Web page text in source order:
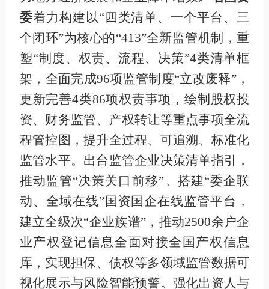
委着力构建以“四类清单、一个平台、三
个闭环”为核心的“413”全新监管机制，重
塑“制度、权责、流程、决策”4类清单框
架，全面完成96项监管制度“立改废释”，
更新完善4类86项权责事项，绘制股权投
资、财务监管、产权转让等重点事项全流
程管控图，提升全过程、可追溯、标准化
监管水平。出台监管企业决策清单指引，
推动监管“决策关口前移”。搭建“委企联
动、全域在线”国资国企在线监管平台，
建立全级次“企业族谱”，推动2500余户企
业产权登记信息全面对接全国产权信息
库，实现担保、债权等多领域监管数据可
视化展示与风险智能预警。强化出资人与